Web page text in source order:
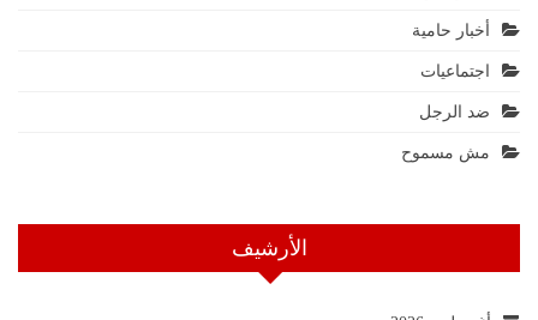
أخبار حامية
اجتماعيات
ضد الرجل
مش مسموح
الأرشيف